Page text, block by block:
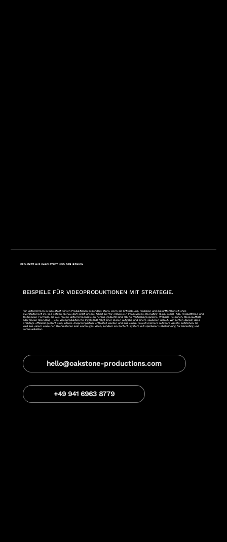
PROJEKTE AUS INGOLSTADT UND DER REGION
BEISPIELE FÜR VIDEOPRODUKTIONEN MIT STRATEGIE.
Für Unternehmen in Ingolstadt wirken Produktionen besonders stark, wenn sie Entwicklung, Präzision und Zukunftsfähigkeit ohne
Overstatement ins Bild setzen. Genau dort setzt unsere Arbeit an: Wir entwickeln Imagevideos, Recruiting-Clips, Social-Ads, Produktfilme und
Testimonial-Formate, die aus realen Unternehmenszielen heraus gedacht sind. Ob für Vertriebsgespräche, Website-Relaunch, Messeauftritt
oder Social Recruiting – jede Videoproduktion für Ingolstadt folgt einer klaren Aufgabe und einem sauberen Ablauf. Wir achten darauf, dass
Drehtage effizient geplant sind, interne Ansprechpartner entlastet werden und aus einem Projekt mehrere nutzbare Assets entstehen. So
wird aus einem einzelnen Drehmaterial kein einmaliges Video, sondern ein Content-System mit spürbarer Hebelwirkung für Marketing und
Kommunikation.
hello@oakstone-productions.com
+49 941 6963 8779